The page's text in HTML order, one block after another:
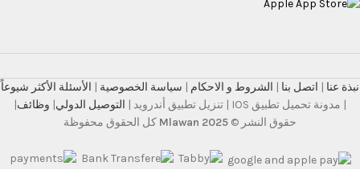
نبذة عنا | اتصل بنا | الشروط و الاحكام | سياسة الخصوصية | الأسئلة الأكثر شيوعاً
| مدونة تحميل تطبيق IOS | تنزيل تطبيق أندرويد |
التوصيل الدولي| وظائف|
حقوق النشر © Mlawan 2025 كل الحقوق محفوظة